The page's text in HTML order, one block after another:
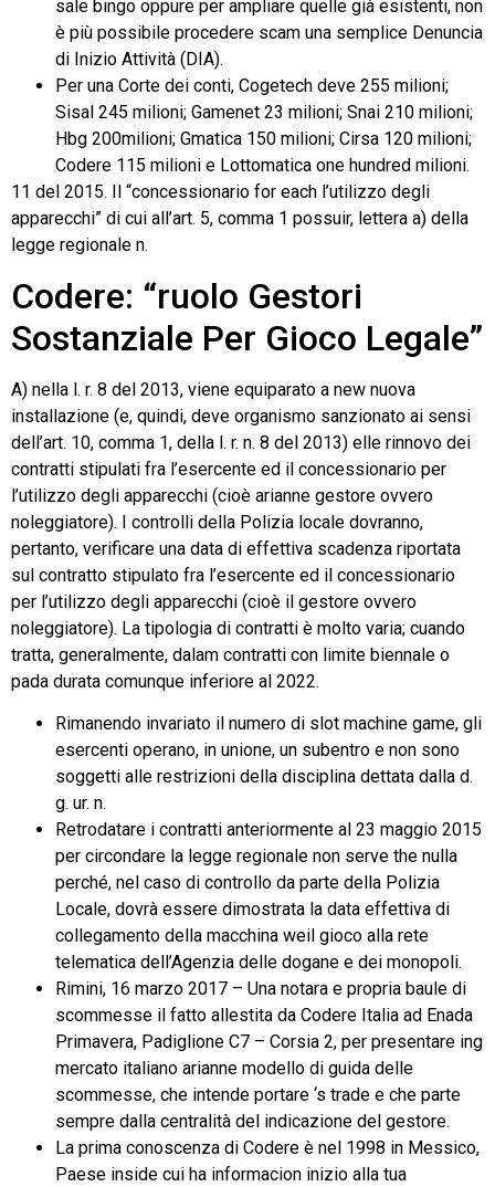
sale bingo oppure per ampliare quelle già esistenti, non
è più possibile procedere scam una semplice Denuncia
di Inizio Attività (DIA).
Per una Corte dei conti, Cogetech deve 255 milioni;
Sisal 245 milioni; Gamenet 23 milioni; Snai 210 milioni;
Hbg 200milioni; Gmatica 150 milioni; Cirsa 120 milioni;
Codere 115 milioni e Lottomatica one hundred milioni.
11 del 2015. Il “concessionario for each l’utilizzo degli
apparecchi” di cui all’art. 5, comma 1 possuir, lettera a) della
legge regionale n.
Codere: “ruolo Gestori
Sostanziale Per Gioco Legale”
A) nella l. r. 8 del 2013, viene equiparato a new nuova
installazione (e, quindi, deve organismo sanzionato ai sensi
dell’art. 10, comma 1, della l. r. n. 8 del 2013) elle rinnovo dei
contratti stipulati fra l’esercente ed il concessionario per
l’utilizzo degli apparecchi (cioè arianne gestore ovvero
noleggiatore). I controlli della Polizia locale dovranno,
pertanto, verificare una data di effettiva scadenza riportata
sul contratto stipulato fra l’esercente ed il concessionario
per l’utilizzo degli apparecchi (cioè il gestore ovvero
noleggiatore). La tipologia di contratti è molto varia; cuando
tratta, generalmente, dalam contratti con limite biennale o
pada durata comunque inferiore al 2022.
Rimanendo invariato il numero di slot machine game, gli
esercenti operano, in unione, un subentro e non sono
soggetti alle restrizioni della disciplina dettata dalla d.
g. ur. n.
Retrodatare i contratti anteriormente al 23 maggio 2015
per circondare la legge regionale non serve the nulla
perché, nel caso di controllo da parte della Polizia
Locale, dovrà essere dimostrata la data effettiva di
collegamento della macchina weil gioco alla rete
telematica dell’Agenzia delle dogane e dei monopoli.
Rimini, 16 marzo 2017 – Una notara e propria baule di
scommesse il fatto allestita da Codere Italia ad Enada
Primavera, Padiglione C7 – Corsia 2, per presentare ing
mercato italiano arianne modello di guida delle
scommesse, che intende portare ‘s trade e che parte
sempre dalla centralità del indicazione del gestore.
La prima conoscenza di Codere è nel 1998 in Messico,
Paese inside cui ha informacion inizio alla tua